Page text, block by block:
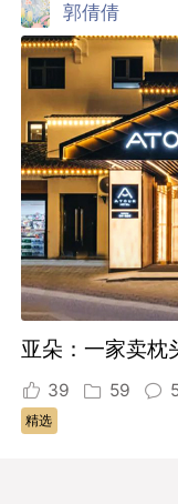
郭倩倩
亚朵：一家卖枕
39 59
精选